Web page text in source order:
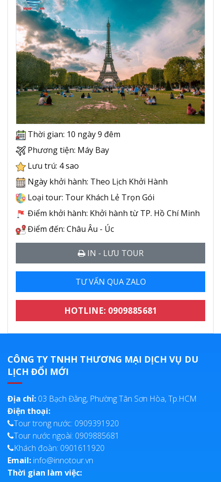
Thời gian: 10 ngày 9 đêm
Phương tiện: Máy Bay
Lưu trú: 4 sao
Ngày khởi hành: Theo Lịch Khởi Hành
Loại tour: Tour Khách Lẻ Trọn Gói
Điểm khởi hành: Khởi hành từ TP. Hồ Chí Minh
Điểm đến: Châu Âu - Úc
IN - LƯU TOUR
TƯ VẤN QUA ZALO
HOTLINE: 0909885681
CÔNG TY TNHH THƯƠNG MẠI DỊCH VỤ DU
LỊCH ĐỔI MỚI
Địa chỉ: 03 Bạch Đằng, Phường Tân Sơn Hòa, Tp.HCM
Điện thoại:
Tour trong nước: 0909391920
Tour nước ngoài: 0909885681
Khách đoàn: 0901611920
Email: info@innotour.vn
Thời gian làm việc: